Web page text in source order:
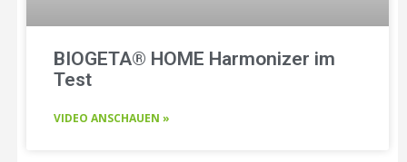
BIOGETA® HOME Harmonizer im
Test
VIDEO ANSCHAUEN »